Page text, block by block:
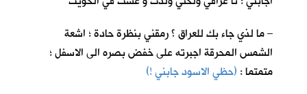
– ما لذي جاء بك للعراق ؟ رمقني بنظرة حادة ؛ اشعة
الشمس المحرقة اجبرته على خفض بصره الى الاسفل ؛
متمتما : (حظي الاسود جابني !)